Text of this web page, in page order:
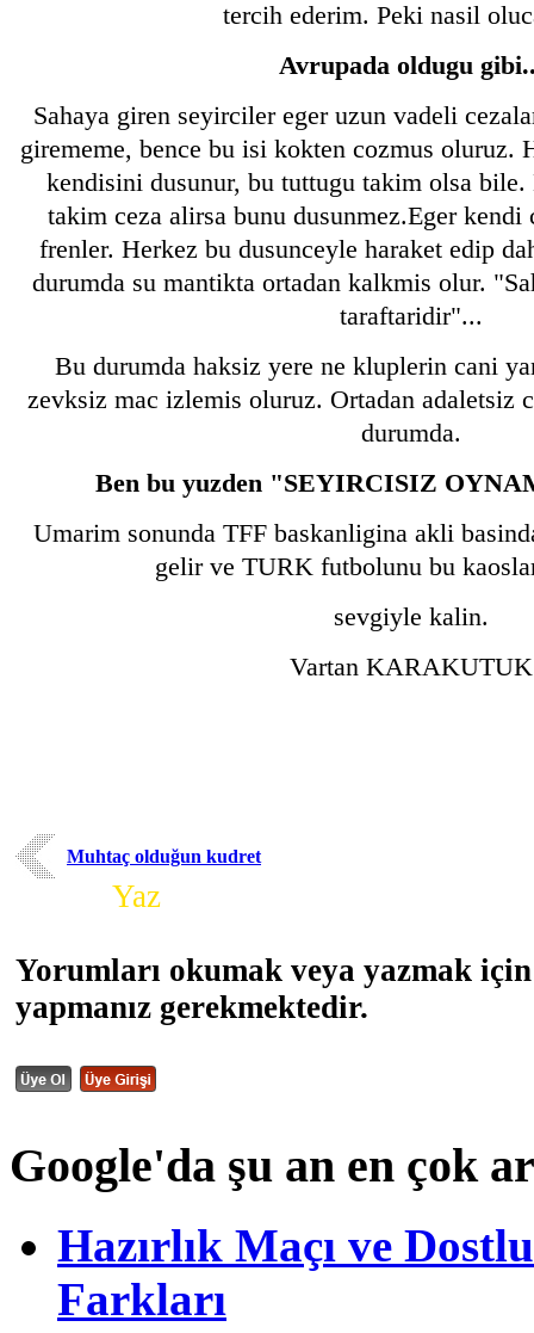
tercih ederim. Peki nasil
Avrupada oldugu
Sahaya giren seyirciler eger uzun vadeli
girememe, bence bu isi kokten cozmus oluruz.
kendisini dusunur, bu tuttugu takim olsa bile.
takim ceza alirsa bunu dusunmez.Eger
frenler. Herkez bu dusunceyle haraket edip
durumda su mantikta ortadan kalkmis olur.
taraftaridir"...
Bu durumda haksiz yere ne kluplerin cani
zevksiz mac izlemis oluruz. Ortadan adaletsiz
durumda.
Ben bu yuzden "SEYIRCISIZ
Umarim sonunda TFF baskanligina akli
gelir ve TURK futbolunu bu
sevgiyle kalin.
Vartan KARAKUTUK
Muhtaç olduğun kudret
Yaz
Yorumları okumak veya yazmak
yapmanız gerekmektedir.
Google'da şu an en çok
Hazırlık Maçı ve
Farkları